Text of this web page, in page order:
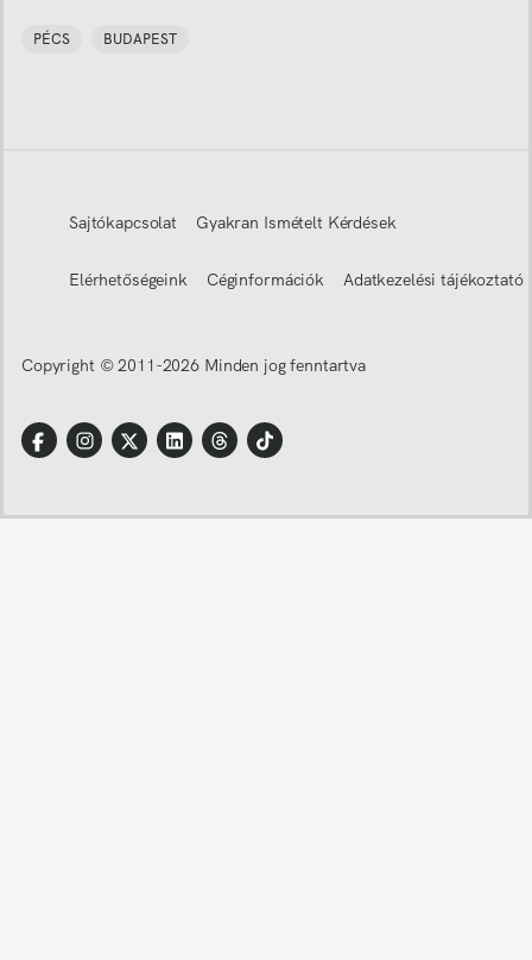
PÉCS BUDAPEST
Sajtókapcsolat Gyakran Ismételt Kérdések
Elérhetőségeink Céginformációk Adatkezelési tájékoztató
Copyright © 2011-2026 Minden jog fenntartva